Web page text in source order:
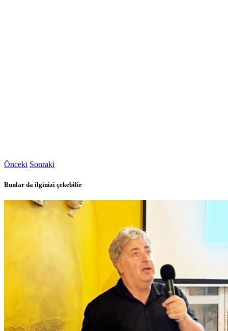
Önceki Sonraki
Bunlar da ilginizi çekebilir